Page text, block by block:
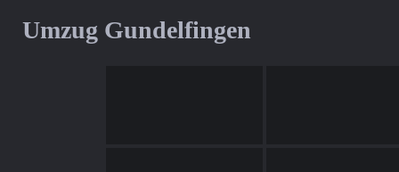
Umzug Gundelfingen